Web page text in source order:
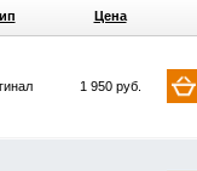
Цена
1 950 руб.